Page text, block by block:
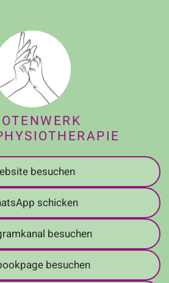
besuchen
schicken
besuchen
besuchen